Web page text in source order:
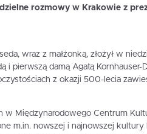
rozmowy w Krakowie z
wraz z małżonką, złożył w
i pierwszą damą Agatą Kornhauser-
z okazji 500-lecia
w Międzynarodowego Centrum
m.in. nowszej i najnowszej